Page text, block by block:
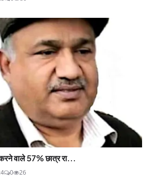
करने वाले 57% छात्र रा...
0 26